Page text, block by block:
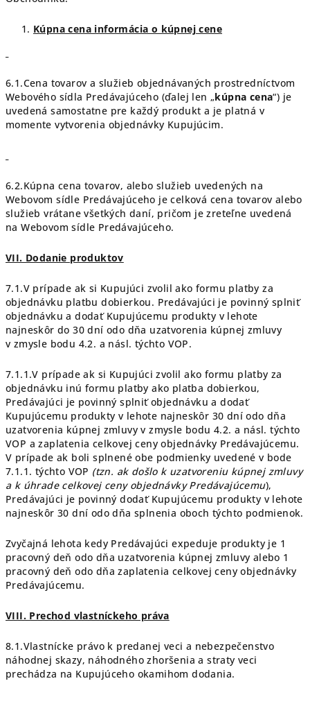
Kúpna cena informácia o kúpnej cene
6.1.Cena tovarov a služieb objednávaných prostredníctvom
Webového sídla Predávajúceho (ďalej len „kúpna cena“) je
uvedená samostatne pre každý produkt a je platná v
momente vytvorenia objednávky Kupujúcim.
6.2.Kúpna cena tovarov, alebo služieb uvedených na
Webovom sídle Predávajúceho je celková cena tovarov alebo
služieb vrátane všetkých daní, pričom je zreteľne uvedená
na Webovom sídle Predávajúceho.
VII. Dodanie produktov
7.1.V prípade ak si Kupujúci zvolil ako formu platby za
objednávku platbu dobierkou. Predávajúci je povinný splniť
objednávku a dodať Kupujúcemu produkty v lehote
najneskôr do 30 dní odo dňa uzatvorenia kúpnej zmluvy
v zmysle bodu 4.2. a násl. týchto VOP.
7.1.1.V prípade ak si Kupujúci zvolil ako formu platby za
objednávku inú formu platby ako platba dobierkou,
Predávajúci je povinný splniť objednávku a dodať
Kupujúcemu produkty v lehote najneskôr 30 dní odo dňa
uzatvorenia kúpnej zmluvy v zmysle bodu 4.2. a násl. týchto
VOP a zaplatenia celkovej ceny objednávky Predávajúcemu.
V prípade ak boli splnené obe podmienky uvedené v bode
7.1.1. týchto VOP (tzn. ak došlo k uzatvoreniu kúpnej zmluvy
a k úhrade celkovej ceny objednávky Predávajúcemu),
Predávajúci je povinný dodať Kupujúcemu produkty v lehote
najneskôr 30 dní odo dňa splnenia oboch týchto podmienok.
Zvyčajná lehota kedy Predávajúci expeduje produkty je 1
pracovný deň odo dňa uzatvorenia kúpnej zmluvy alebo 1
pracovný deň odo dňa zaplatenia celkovej ceny objednávky
Predávajúcemu.
VIII. Prechod vlastníckeho práva
8.1.Vlastnícke právo k predanej veci a nebezpečenstvo
náhodnej skazy, náhodného zhoršenia a straty veci
prechádza na Kupujúceho okamihom dodania.